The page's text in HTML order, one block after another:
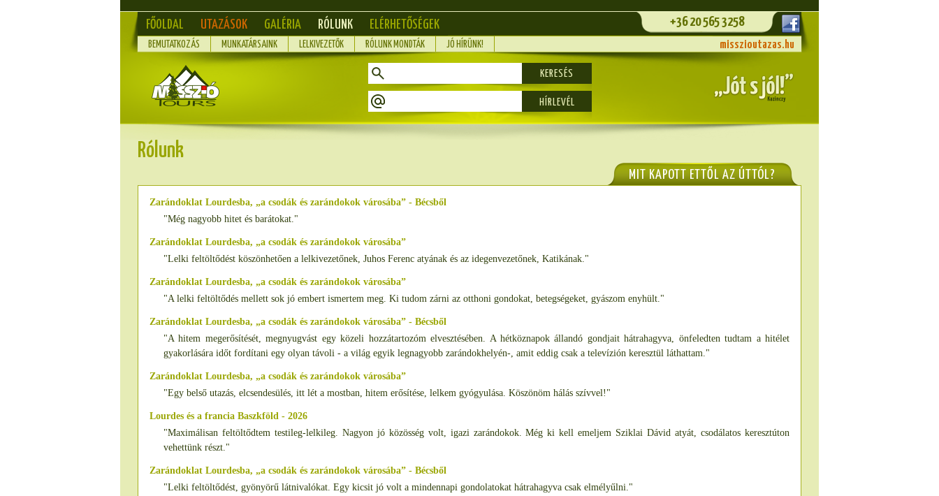
FŐOLDAL UTAZÁSOK GALÉRIA RÓLUNK ELÉRHETŐSÉGEK +36 20 565 3258
BEMUTATKOZÁS MUNKATÁRSAINK LELKIVEZETŐK RÓLUNK MONDTÁK JÓ HÍRÜNK! misszioutazas.hu
KERESÉS
Rólunk
MIT KAPOTT ETTŐL AZ ÚTTÓL?
Zarándoklat Lourdesba, „a csodák és zarándokok városába” - Bécsből
"Még nagyobb hitet és barátokat."
Zarándoklat Lourdesba, „a csodák és zarándokok városába”
"Lelki feltöltődést köszönhetően a lelkivezetőnek, Juhos Ferenc atyának és az idegenvezetőnek, Katikának."
Zarándoklat Lourdesba, „a csodák és zarándokok városába”
"A lelki feltöltődés mellett sok jó embert ismertem meg. Ki tudom zárni az otthoni gondokat, betegségeket, gyászom enyhült."
Zarándoklat Lourdesba, „a csodák és zarándokok városába” - Bécsből
"A hitem megerősítését, megnyugvást egy közeli hozzátartozóm elvesztésében. A hétköznapok állandó gondjait hátrahagyva, önfeledten tudtam a hitélet
gyakorlására időt fordítani egy olyan távoli - a világ egyik legnagyobb zarándokhelyén-, amit eddig csak a televízión keresztül láthattam."
Zarándoklat Lourdesba, „a csodák és zarándokok városába”
"Egy belső utazás, elcsendesülés, itt lét a mostban, hitem erősítése, lelkem gyógyulása. Köszönöm hálás szívvel!"
Lourdes és a francia Baszkföld - 2026
"Maximálisan feltöltődtem testileg-lelkileg. Nagyon jó közösség volt, igazi zarándokok. Még ki kell emeljem Sziklai Dávid atyát, csodálatos keresztúton
vehettünk részt."
Zarándoklat Lourdesba, „a csodák és zarándokok városába” - Bécsből
"Lelki feltöltődést, gyönyörű látnivalókat. Egy kicsit jó volt a mindennapi gondolatokat hátrahagyva csak elmélyűlni."